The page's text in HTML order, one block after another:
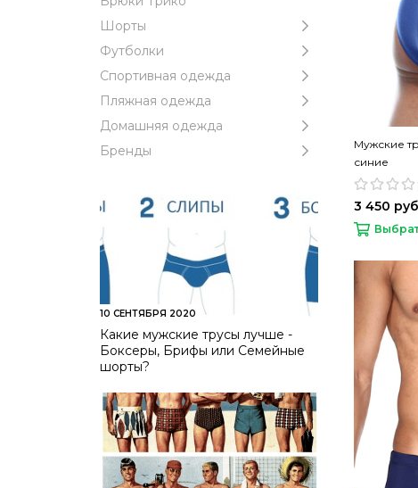
Шорты
Футболки
Спортивная одежда
Пляжная одежда
Домашняя одежда
Бренды
10 СЕНТЯБРЯ 2020
Какие мужские трусы лучше -
Боксеры, Брифы или Семейные
шорты?
Мужские
синие
3 450 руб